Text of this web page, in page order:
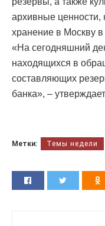
архивные
хранение в Москву
«На сегодняшний
находящихся в
составляющих
банка», –
Метки: Темы недели